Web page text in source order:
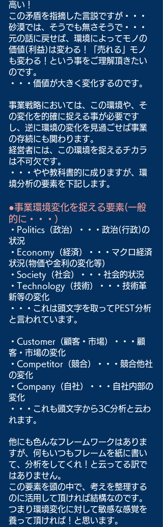
高い！
この矛盾を指摘した言説ですが・・・
砂漠では、そうでも無さそうで・・・
元の話に戻せば、環境によってモノの
価値(利益)は変わる！「売れる」モノ
も変わる！という事をご理解頂きたい
のです。
・・・価値が大きく変化するのです。
事業戦略においては、この環境や、そ
の変化を的確に捉える事が必要です
し、逆に環境の変化を見過ごせば事業
の存続にも関わります。
経営者には、この環境を捉えるチカラ
は不可欠です。
・・・やや教科書的に成りますが、環
境分析の要素を下記します。
●事業環境変化を捉える要素(一般
的に・・・）
・Politics（政治）・・・政治(行政)の
状況
・Economy（経済）・・・マクロ経済
状況(物価や金利の変化等）
・Society（社会）・・・社会的状況
・Technology（技術）・・・技術革
新等の変化
・・・これは頭文字を取ってPEST分析
と言われています。
・Customer（顧客・市場）・・・顧
客・市場の変化
・Competitor（競合）・・・競合他社
の変化
・Company（自社）・・・自社内部の
変化
・・・これも頭文字から3C分析と云わ
れます。
他にも色んなフレームワークはありま
すが、何もいつもフレームを紙に書い
て、分析をしてくれ！と云ってる訳で
はありません。
この要素を頭の中で、考えを整理する
のに活用して頂ければ結構なのです。
つまり環境変化に対して敏感な感覚を
養って頂ければ！と思います。